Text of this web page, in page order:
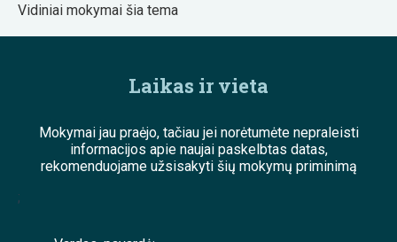
Vidiniai mokymai šia tema
Laikas ir vieta
Mokymai jau praėjo, tačiau jei norėtumėte nepraleisti
informacijos apie naujai paskelbtas datas,
rekomenduojame užsisakyti šių mokymų priminimą
;